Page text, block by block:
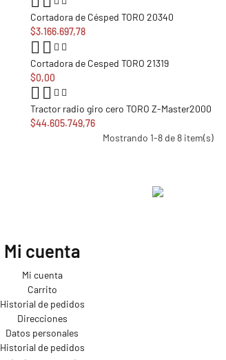
Cortadora de Césped TORO 20340
$3.166.697,78
Cortadora de Cesped TORO 21319
$0,00
Tractor radio giro cero TORO Z-Master2000
$44.605.749,76
Mostrando 1-8 de 8 item(s)
Mi cuenta
Mi cuenta
Carrito
Historial de pedidos
Direcciones
Datos personales
Historial de pedidos